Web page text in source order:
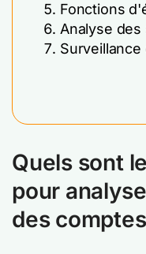
Fonctions
Analyse
Surveillance
Quels sont
pour
des